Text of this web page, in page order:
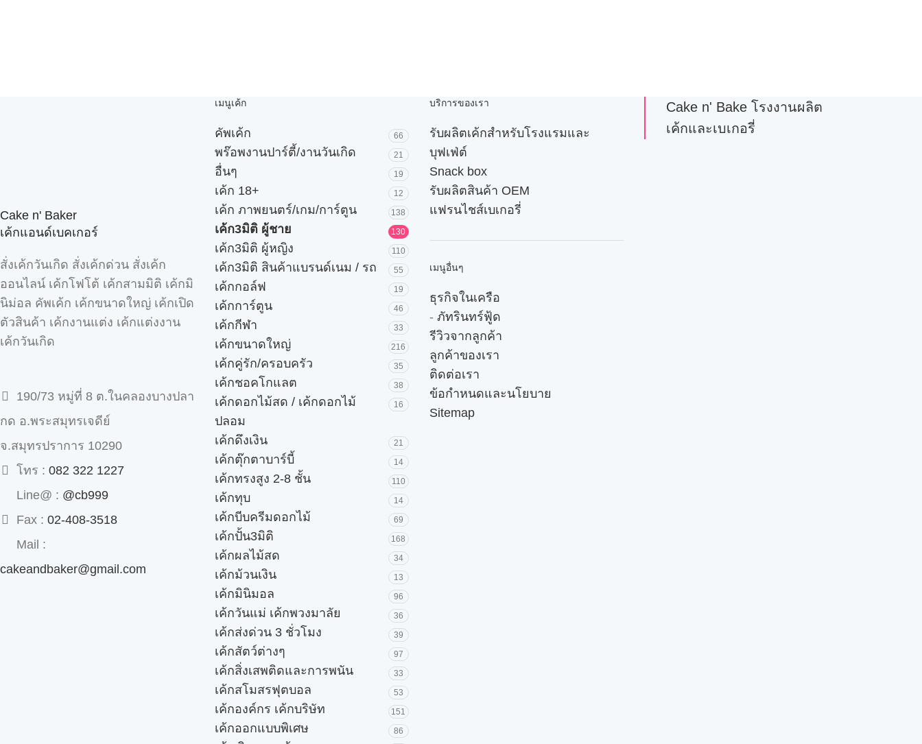
Cake n' Baker
เค้กแอนด์เบคเกอร์
สั่งเค้กวันเกิด สั่งเค้กด่วน สั่งเค้ก
ออนไลน์ เค้กโฟโต้ เค้กสามมิติ เค้กมิ
นิม่อล คัพเค้ก เค้กขนาดใหญ่ เค้กเปิด
ตัวสินค้า เค้กงานแต่ง เค้กแต่งงาน
เค้กวันเกิด
190/73 หมู่ที่ 8 ต.ในคลองบางปลา
กด อ.พระสมุทรเจดีย์
จ.สมุทรปราการ 10290
โทร : 082 322 1227
Line@ : @cb999
Fax : 02-408-3518
Mail :
cakeandbaker@gmail.com
เมนูเค้ก
คัพเค้ก 66
พร๊อพงานปาร์ตี้/งานวันเกิด 21
อื่นๆ 19
เค้ก 18+ 12
เค้ก ภาพยนตร์/เกม/การ์ตูน 138
เค้ก3มิติ ผู้ชาย 130
เค้ก3มิติ ผู้หญิง 110
เค้ก3มิติ สินค้าแบรนด์เนม / รถ 55
เค้กกอล์ฟ 19
เค้กการ์ตูน 46
เค้กกีฬา 33
เค้กขนาดใหญ่ 216
เค้กคู่รัก/ครอบครัว 35
เค้กชอคโกแลต 38
เค้กดอกไม้สด / เค้กดอกไม้
ปลอม
16
เค้กดึงเงิน 21
เค้กตุ๊กตาบาร์บี้ 14
เค้กทรงสูง 2-8 ชั้น 110
เค้กทุบ 14
เค้กบีบครีมดอกไม้ 69
เค้กปั้น3มิติ 168
เค้กผลไม้สด 34
เค้กม้วนเงิน 13
เค้กมินิมอล 96
เค้กวันแม่ เค้กพวงมาลัย 36
เค้กส่งด่วน 3 ชั่วโมง 39
เค้กสัตว์ต่างๆ 97
เค้กสิ่งเสพติดและการพนัน 33
เค้กสโมสรฟุตบอล 53
เค้กองค์กร เค้กบริษัท 151
เค้กออกแบบพิเศษ 86
บริการของเรา
รับผลิตเค้กสำหรับโรงแรมและ
บุฟเฟ่ต์
Snack box
รับผลิตสินค้า OEM
แฟรนไชส์เบเกอรี่
เมนูอื่นๆ
ธุรกิจในเครือ
- ภัทรินทร์ฟู้ด
รีวิวจากลูกค้า
ลูกค้าของเรา
ติดต่อเรา
ข้อกำหนดและนโยบาย
Sitemap
Cake n' Bake โรงงานผลิต
เค้กและเบเกอรี่